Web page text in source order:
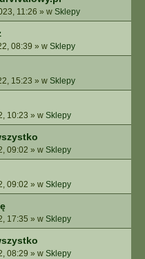
11:26 » w Sklepy
08:39 » w Sklepy
15:23 » w Sklepy
10:23 » w Sklepy
09:02 » w Sklepy
09:02 » w Sklepy
17:35 » w Sklepy
08:29 » w Sklepy